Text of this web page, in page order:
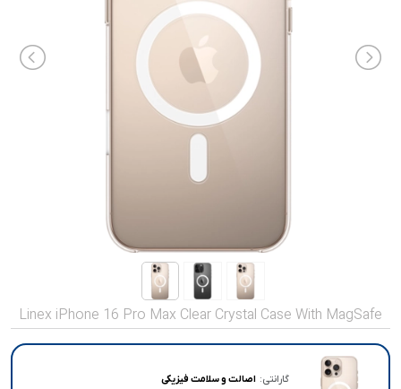
لوازم جانبی
Linex iPhone 16 Pro Max Clear Crystal Case With MagSafe
گارانتی: اصالت و سلامت فیزیکی